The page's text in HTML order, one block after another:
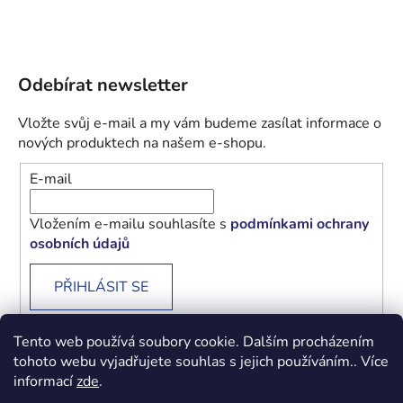
Tento web používá soubory cookie. Dalším procházením
tohoto webu vyjadřujete souhlas s jejich používáním.. Více
informacízde.
Odebírat newsletter
Vložte svůj e-mail a my vám budeme zasílat informace o
nových produktech na našem e-shopu.
E-mail
Vložením e-mailu souhlasíte s podmínkami ochrany
osobních údajů
PŘIHLÁSIT SE